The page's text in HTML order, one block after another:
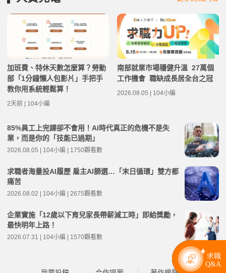
加班費、特休天數怎麼算？勞動
部「1分鐘懶人包影片」手把手
教你用系統輕鬆算！
2天前 | 104小編
南部就業市場穩健升溫 27萬個
工作機會 職缺成長居全台之冠
2026.08.05 | 104小編
85%員工上完課卻不會用！AI時代真正的危機不是失
業，而是你的「技能已過期」
2026.08.05 | 104小編 | 1750觀看數
求職者海量投AI履歷 雇主AI篩選…「末日循環」雙方都
痛苦
2026.08.02 | 104小編 | 2675觀看數
企業實施「12歲以下育兒家長帶薪減工時」即給獎勵，
最快明年上路！
2026.07.31 | 104小編 | 1570觀看數